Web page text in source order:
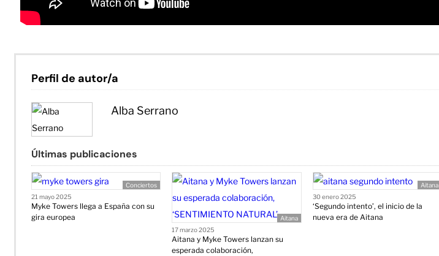
Perfil de autor/a
Alba Serrano
Últimas publicaciones
Conciertos
21 mayo 2025
Myke Towers llega a España con su
gira europea
Aitana
17 marzo 2025
Aitana y Myke Towers lanzan su
esperada colaboración,
Aitana
30 enero 2025
‘Segundo intento’, el inicio de la
nueva era de Aitana